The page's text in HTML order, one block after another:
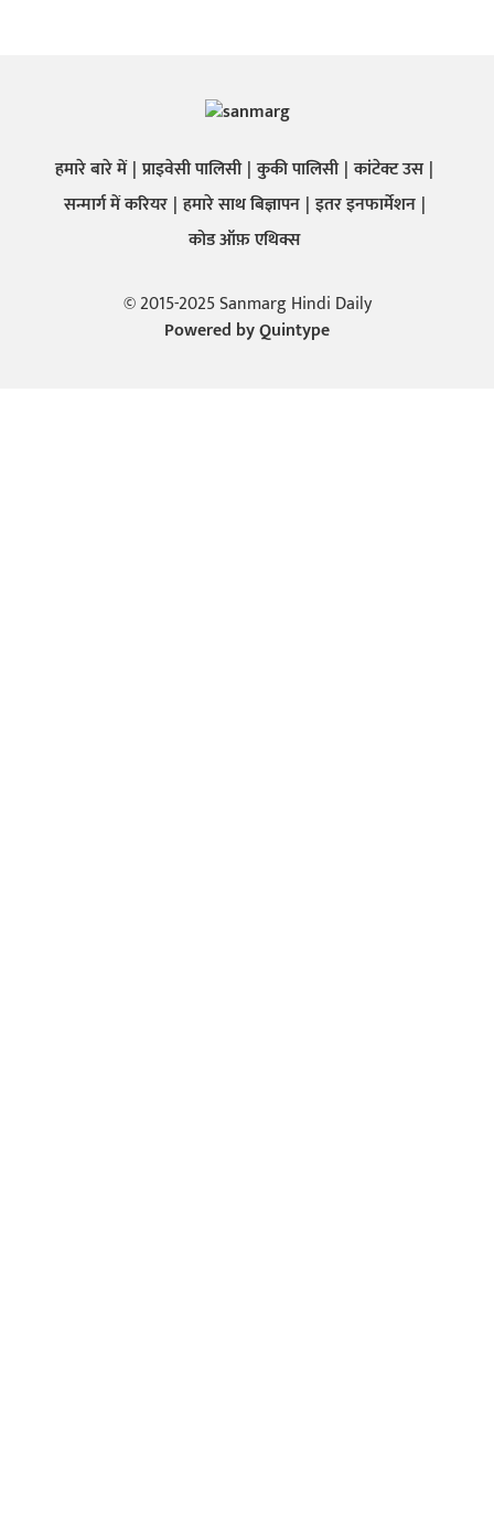
हमारे बारे में प्राइवेसी पालिसी कुकी पालिसी कांटेक्ट उस
सन्मार्ग में करियर हमारे साथ बिज्ञापन इतर इनफार्मेशन
कोड ऑफ़ एथिक्स
© 2015-2025 Sanmarg Hindi Daily
Powered byQuintype